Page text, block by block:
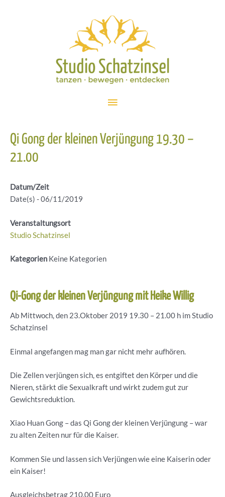
Hauptmenü
Qi Gong der kleinen Verjüngung 19.30 –
21.00
Datum/Zeit
Date(s) - 06/11/2019
Veranstaltungsort
Studio Schatzinsel
Kategorien Keine Kategorien
Qi-Gong der kleinen Verjüngung mit Heike Willig
Ab Mittwoch, den 23.Oktober 2019 19.30 – 21.00 h im Studio
Schatzinsel
Einmal angefangen mag man gar nicht mehr aufhören.
Die Zellen verjüngen sich, es entgiftet den Körper und die
Nieren, stärkt die Sexualkraft und wirkt zudem gut zur
Gewichtsreduktion.
Xiao Huan Gong – das Qi Gong der kleinen Verjüngung – war
zu alten Zeiten nur für die Kaiser.
Kommen Sie und lassen sich Verjüngen wie eine Kaiserin oder
ein Kaiser!
Ausgleichsbetrag 210.00 Euro